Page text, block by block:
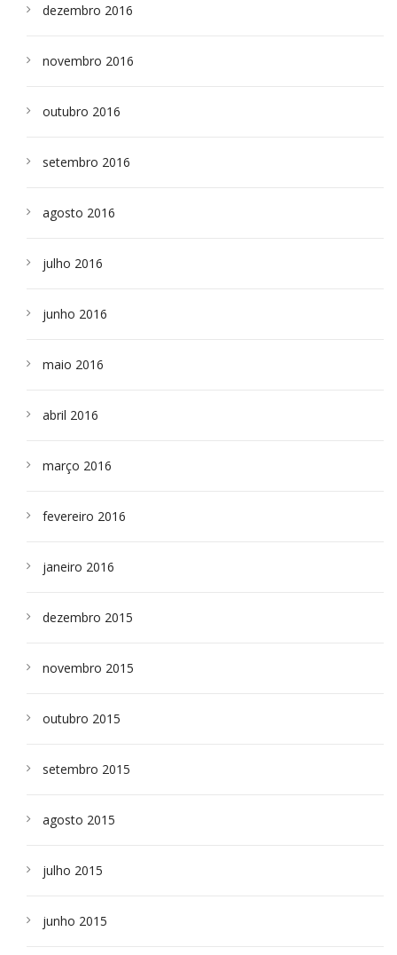
dezembro 2016
novembro 2016
outubro 2016
setembro 2016
agosto 2016
julho 2016
junho 2016
maio 2016
abril 2016
março 2016
fevereiro 2016
janeiro 2016
dezembro 2015
novembro 2015
outubro 2015
setembro 2015
agosto 2015
julho 2015
junho 2015